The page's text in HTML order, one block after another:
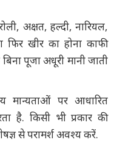
अक्षत, हल्दी, नारियल,
फिर खीर का होना काफी
पूजा अधूरी मानी जाती
मान्यताओं पर आधारित
है. किसी भी प्रकार की
से परामर्श अवश्य करें.